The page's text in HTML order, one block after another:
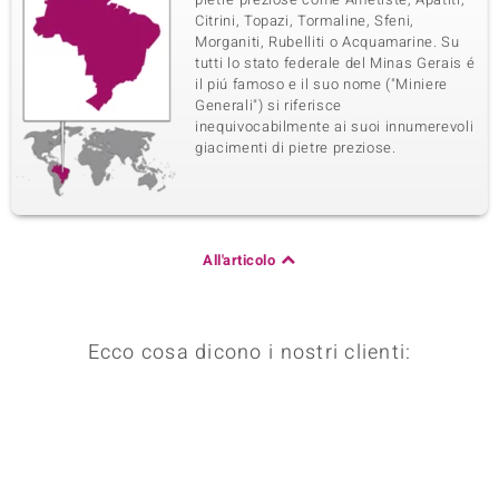
Citrini, Topazi, Tormaline, Sfeni,
Morganiti, Rubelliti o Acquamarine. Su
tutti lo stato federale del Minas Gerais é
il piú famoso e il suo nome ("Miniere
Generali") si riferisce
inequivocabilmente ai suoi innumerevoli
giacimenti di pietre preziose.
All'articolo
Ecco cosa dicono i nostri clienti: